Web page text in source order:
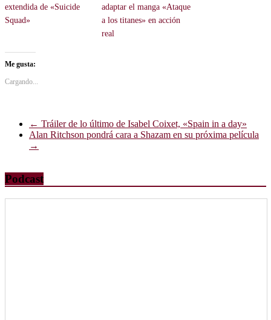
extendida de «Suicide
Squad»
adaptar el manga «Ataque
a los titanes» en acción
real
Me gusta:
Cargando...
← Tráiler de lo último de Isabel Coixet, «Spain in a day»
Alan Ritchson pondrá cara a Shazam en su próxima película
→
Podcast